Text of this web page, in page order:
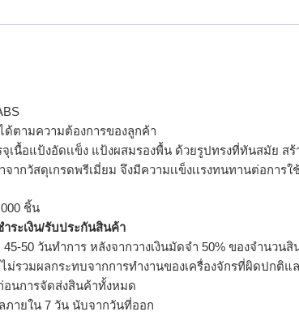
ด้ตามความต้องการของลูกค้า
เนื้อแป้งอัดเเข็ง แป้งผสมรองพื้น ด้วยรูปทรงที่ทันสมัย
ากวัสดุเกรดพรีเมี่ยม จึงมีความเเข็งเเรงทนทานต่อการใ
ชิ้น
ำระเงิน/รับประกันสินค้า
45-50 วันทำการ หลังจากวางเงินมัดจำ 50% ของจำนวน
ไม่รวมผลกระทบจากการทำงานของเครื่องจักรที่ผิดปกติแ
อนการจัดส่งสินค้าทั้งหมด
ภายใน 7 วัน นับจากวันที่ออก